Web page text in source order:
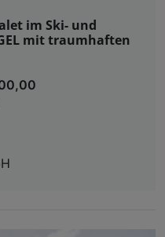
im Ski- und
mit traumhaften